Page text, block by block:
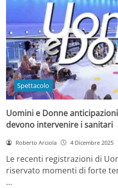
Spettacolo
Uomini e Donne
devono intervenire i sanitari
Roberto Arciola 4 Dicembre 2025
Le recenti registrazioni di
riservato momenti di forte
…